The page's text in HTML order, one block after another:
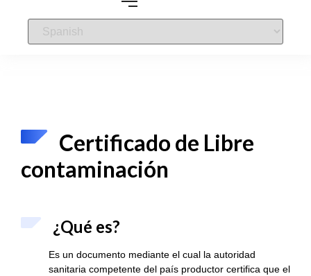
Certificado de Libre
contaminación
¿Qué es?
Es un documento mediante el cual la autoridad
sanitaria competente del país productor certifica que el